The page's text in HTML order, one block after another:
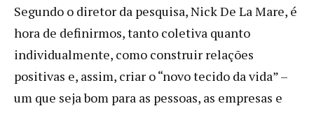
Segundo o diretor da pesquisa, Nick De La Mare, é
hora de definirmos, tanto coletiva quanto
individualmente, como construir relações
positivas e, assim, criar o “novo tecido da vida” –
um que seja bom para as pessoas, as empresas e